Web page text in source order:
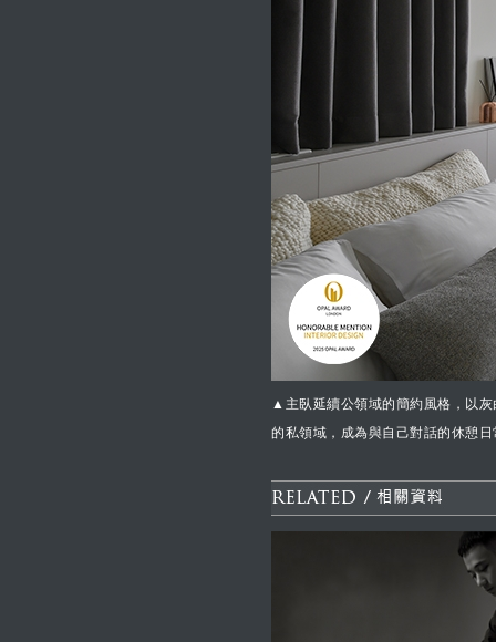
▲主臥延續公領域的簡約風格，以
的私領域，成為與自己對話的休憩日